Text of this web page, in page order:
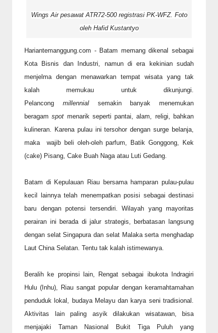
Wings Air pesawat ATR72-500 registrasi PK-WFZ. Foto
oleh Hafid Kustantyo
Hariantemanggung.com - Batam memang dikenal sebagai
Kota Bisnis dan Industri, namun di era kekinian sudah
menjelma dengan menawarkan tempat wisata yang tak
kalah memukau untuk dikunjungi.
Pelancong millennial semakin banyak menemukan
beragamspot menarik seperti pantai, alam, religi, bahkan
kulineran. Karena pulau ini tersohor dengan surge belanja,
maka wajib beli oleh-oleh parfum, Batik Gonggong, Kek
(cake) Pisang, Cake Buah Naga atau Luti Gedang.
Batam di Kepulauan Riau bersama hamparan pulau-pulau
kecil lainnya telah menempatkan posisi sebagai destinasi
baru dengan potensi tersendiri. Wilayah yang mayoritas
perairan ini berada di jalur strategis, berbatasan langsung
dengan selat Singapura dan selat Malaka serta menghadap
Laut China Selatan. Tentu tak kalah istimewanya.
Beralih ke propinsi lain, Rengat sebagai ibukota Indragiri
Hulu (Inhu), Riau sangat popular dengan keramahtamahan
penduduk lokal, budaya Melayu dan karya seni tradisional.
Aktivitas lain paling asyik dilakukan wisatawan, bisa
menjajaki Taman Nasional Bukit Tiga Puluh yang